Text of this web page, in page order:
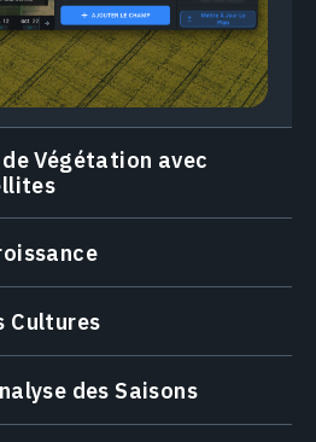
Végétation avec
Cultures
des Saisons